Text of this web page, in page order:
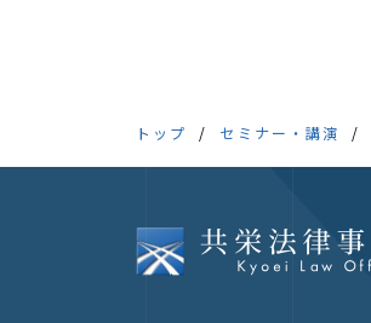
トップ セミナー・講演